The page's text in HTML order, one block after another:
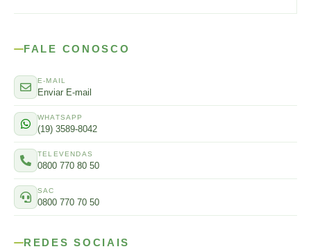
FALE CONOSCO
E-MAIL
Enviar E-mail
WHATSAPP
(19) 3589-8042
TELEVENDAS
0800 770 80 50
SAC
0800 770 70 50
REDES SOCIAIS